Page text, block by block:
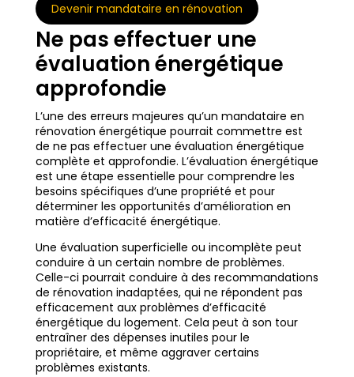
Devenir mandataire en rénovation
Ne pas effectuer une
évaluation énergétique
approfondie
L’une des erreurs majeures qu’un mandataire en
rénovation énergétique pourrait commettre est
de ne pas effectuer une évaluation énergétique
complète et approfondie. L’évaluation énergétique
est une étape essentielle pour comprendre les
besoins spécifiques d’une propriété et pour
déterminer les opportunités d’amélioration en
matière d’efficacité énergétique.
Une évaluation superficielle ou incomplète peut
conduire à un certain nombre de problèmes.
Celle-ci pourrait conduire à des recommandations
de rénovation inadaptées, qui ne répondent pas
efficacement aux problèmes d’efficacité
énergétique du logement. Cela peut à son tour
entraîner des dépenses inutiles pour le
propriétaire, et même aggraver certains
problèmes existants.